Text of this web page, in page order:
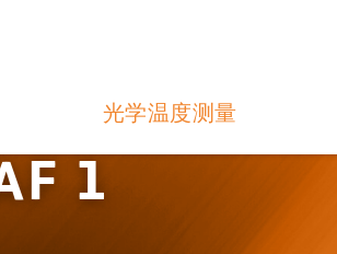
光学温度测量
1